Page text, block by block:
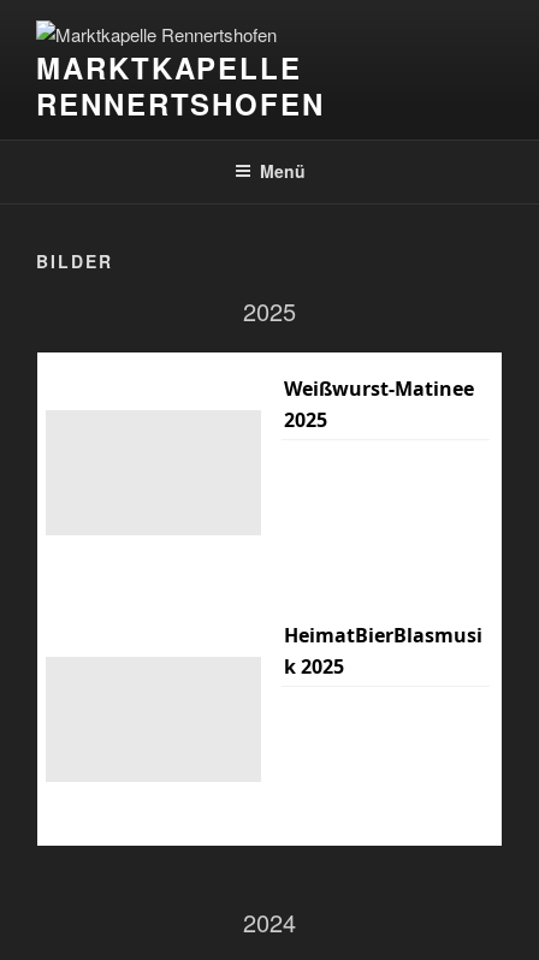
Inhalt
springenMARKTKAPELLE
RENNERTSHOFEN
Menü
BILDER
2025
Weißwurst-Matinee
2025
HeimatBierBlasmusi
k 2025
2024